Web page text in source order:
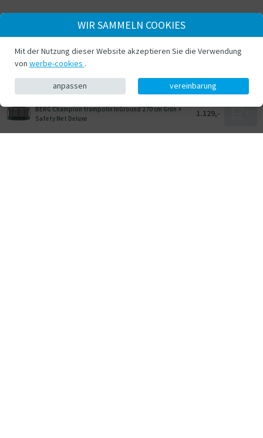
BERG Champion trampolin InGround 270 cm Grün +
Safety Net Deluxe
1.129,-
WIR SAMMELN COOKIES
Mit der Nutzung dieser Website akzeptieren Sie die Verwendung
von werbe-cookies .
anpassen vereinbarung